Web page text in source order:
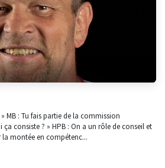
MB : Tu fais partie de la commission
consiste ? » HPB : On a un rôle de conseil et
montée en compétenc...